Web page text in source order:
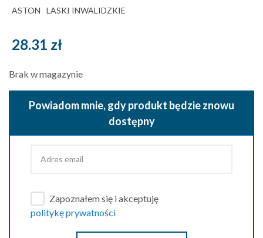
ASTON LASKI INWALIDZKIE
28.31 zł
Brak w magazynie
Powiadom mnie, gdy produkt będzie znowu
dostępny
Zapoznałem się i akceptuję
politykę prywatności